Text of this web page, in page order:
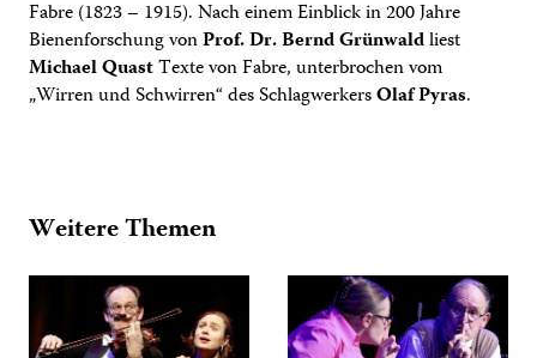
Fabre (1823 – 1915). Nach einem Einblick in 200 Jahre
Bienenforschung vonProf. Dr. Bernd Grünwaldliest
Michael QuastTexte von Fabre, unterbrochen vom
„Wirren und Schwirren“ des SchlagwerkersOlaf Pyras.
Weitere Themen